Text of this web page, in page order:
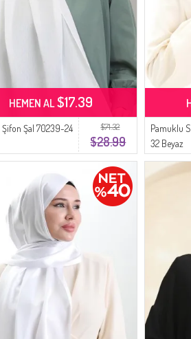
$71.32
$28.99
Şal 70239-24
HEMEN AL$17.39
Pamuklu
32 Beyaz